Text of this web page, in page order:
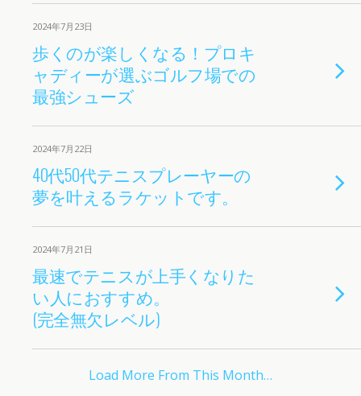
2024年7月23日
歩くのが楽しくなる！プロキ
ャディーが選ぶゴルフ場での
最強シューズ
2024年7月22日
40代50代テニスプレーヤーの
夢を叶えるラケットです。
2024年7月21日
最速でテニスが上手くなりた
い人におすすめ。
(完全無欠レベル)
Load More From This Month…